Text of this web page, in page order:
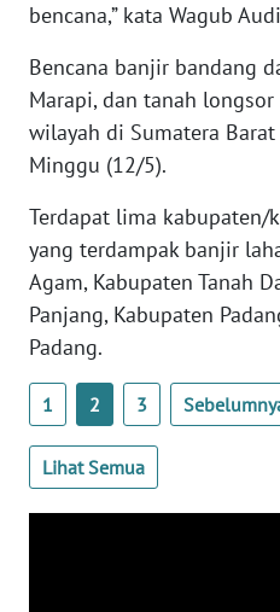
bencana,” kata Wagub
Bencana banjir bandang
Marapi, dan tanah
wilayah di Sumatera
Minggu (12/5).
Terdapat lima kabupaten/
yang terdampak banjir
Agam, Kabupaten Tanah
Panjang, Kabupaten
Padang.
1 2 3
Lihat Semua
JABAR
WN
BANTEN
WN
NTT
WN
KEPRI
WN
PAPUA
WN
PAPUA